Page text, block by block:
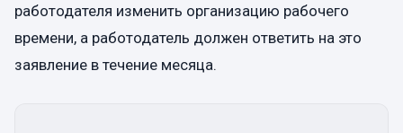
работодателя изменить организацию рабочего
времени, а работодатель должен ответить на это
заявление в течение месяца.